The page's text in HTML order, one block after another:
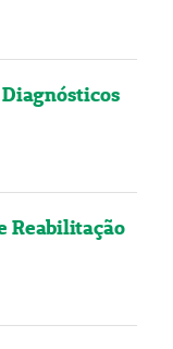
Reabilitação